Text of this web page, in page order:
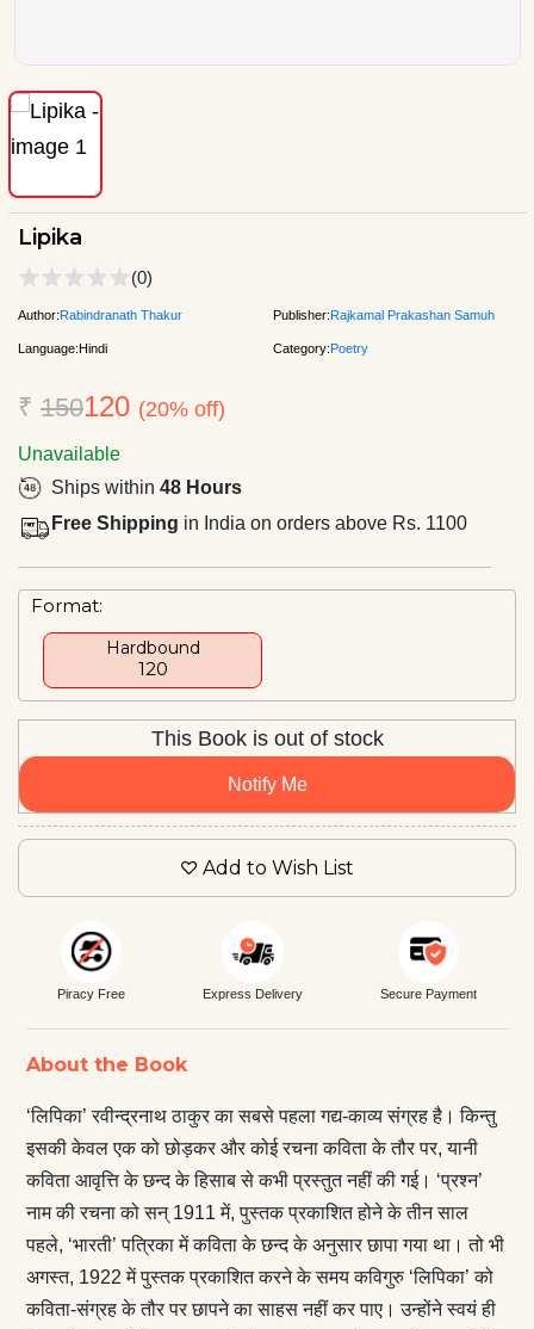
Lipika
(0)
Author:Rabindranath Thakur Publisher:Rajkamal Prakashan Samuh
Language:Hindi Category:Poetry
₹ 150120 (20% off)
Unavailable
Ships within 48 Hours
Free Shipping in India on orders above Rs. 1100
Format:
Hardbound
₹120
This Book is out of stock
Notify Me
Add to Wish List
Piracy Free Express Delivery Secure Payment
About the Book
‘लिपिका’ रवीन्द्रनाथ ठाकुर का सबसे पहला गद्य-काव्य संग्रह है। किन्तु
इसकी केवल एक को छोड़कर और कोई रचना कविता के तौर पर, यानी
कविता आवृत्ति के छन्द के हिसाब से कभी प्रस्तुत नहीं की गई। ‘प्रश्न’
नाम की रचना को सन् 1911 में, पुस्तक प्रकाशित होने के तीन साल
पहले, ‘भारती’ पत्रिका में कविता के छन्द के अनुसार छापा गया था। तो भी
अगस्त, 1922 में पुस्तक प्रकाशित करने के समय कविगुरु ‘लिपिका’ को
कविता-संग्रह के तौर पर छापने का साहस नहीं कर पाए। उन्होंने स्वयं ही